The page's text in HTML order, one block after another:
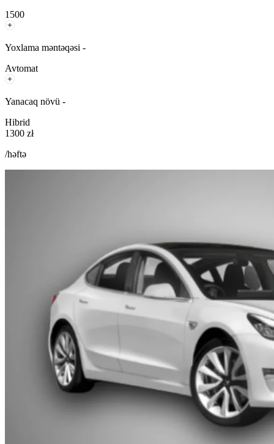
1500
Yoxlama məntəqəsi -
Avtomat
Yanacaq növü -
Hibrid
1300 zł
/həftə